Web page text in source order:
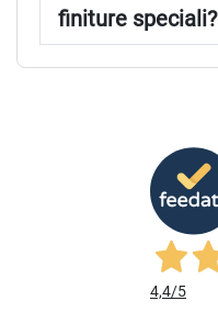
finiture speciali?
4,4/5